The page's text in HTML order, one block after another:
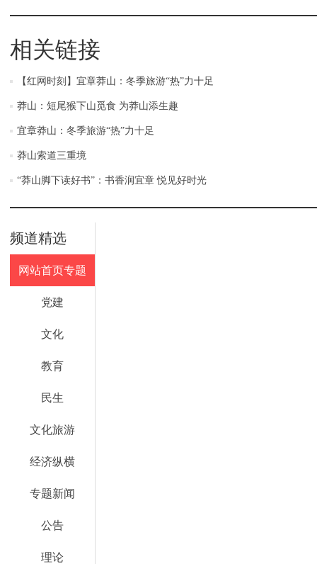
相关链接
【红网时刻】宜章莽山：冬季旅游“热”力十足
莽山：短尾猴下山觅食 为莽山添生趣
宜章莽山：冬季旅游“热”力十足
莽山索道三重境
“莽山脚下读好书”：书香润宜章 悦见好时光
频道精选
网站首页专题
党建
文化
教育
民生
文化旅游
经济纵横
专题新闻
公告
理论